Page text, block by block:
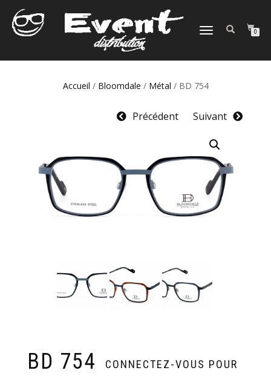
DÉPLIER
0
Accueil / Bloomdale / Métal / BD 754
Précédent Suivant
BD 754
CONNECTEZ-VOUS POUR